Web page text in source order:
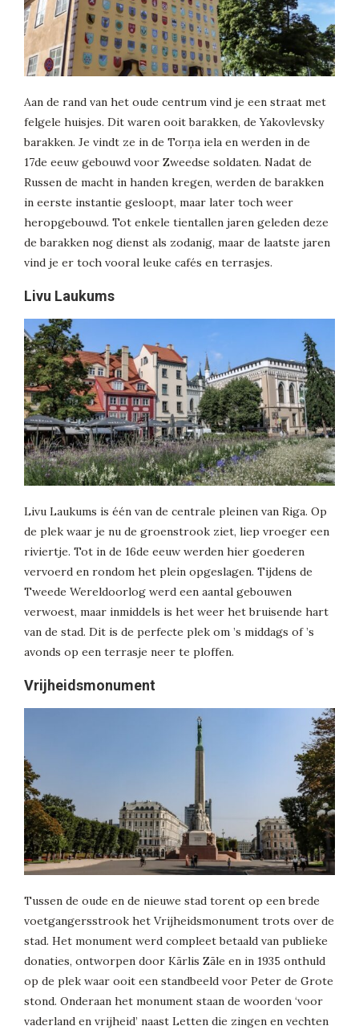
Aan de rand van het oude centrum vind je een straat met
felgele huisjes. Dit waren ooit barakken, de Yakovlevsky
barakken. Je vindt ze in de Torņa iela en werden in de
17de eeuw gebouwd voor Zweedse soldaten. Nadat de
Russen de macht in handen kregen, werden de barakken
in eerste instantie gesloopt, maar later toch weer
heropgebouwd. Tot enkele tientallen jaren geleden deze
de barakken nog dienst als zodanig, maar de laatste jaren
vind je er toch vooral leuke cafés en terrasjes.
Livu Laukums
Livu Laukums is één van de centrale pleinen van Riga. Op
de plek waar je nu de groenstrook ziet, liep vroeger een
riviertje. Tot in de 16de eeuw werden hier goederen
vervoerd en rondom het plein opgeslagen. Tijdens de
Tweede Wereldoorlog werd een aantal gebouwen
verwoest, maar inmiddels is het weer het bruisende hart
van de stad. Dit is de perfecte plek om ’s middags of ’s
avonds op een terrasje neer te ploffen.
Vrijheidsmonument
Tussen de oude en de nieuwe stad torent op een brede
voetgangersstrook het Vrijheidsmonument trots over de
stad. Het monument werd compleet betaald van publieke
donaties, ontworpen door Kārlis Zāle en in 1935 onthuld
op de plek waar ooit een standbeeld voor Peter de Grote
stond. Onderaan het monument staan de woorden ‘voor
vaderland en vrijheid’ naast Letten die zingen en vechten